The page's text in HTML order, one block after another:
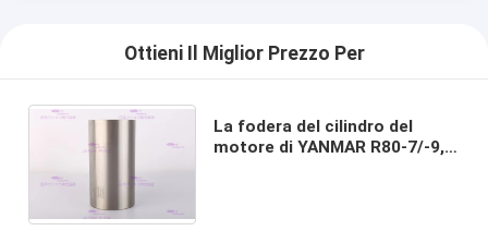
Ottieni Il Miglior Prezzo Per
La fodera del cilindro del
motore di YANMAR R80-7/-9,